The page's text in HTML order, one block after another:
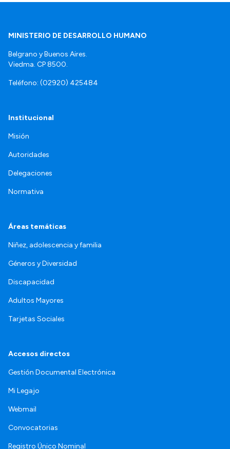
MINISTERIO DE DESARROLLO HUMANO
Belgrano y Buenos Aires.
Viedma. CP 8500.
Teléfono: (02920) 425484
Institucional
Misión
Autoridades
Delegaciones
Normativa
Áreas temáticas
Niñez, adolescencia y familia
Géneros y Diversidad
Discapacidad
Adultos Mayores
Tarjetas Sociales
Accesos directos
Gestión Documental Electrónica
Mi Legajo
Webmail
Convocatorias
Registro Único Nominal